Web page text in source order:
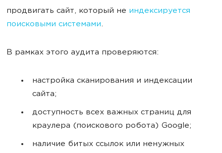
продвигать сайт, который не индексируется
поисковыми системами.
В рамках этого аудита проверяются:
настройка сканирования и индексации
сайта;
доступность всех важных страниц для
краулера (поискового робота) Google;
наличие битых ссылок или ненужных